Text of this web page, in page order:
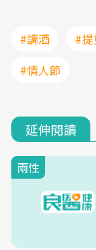
#調酒 #
#情人節
延伸閱讀
兩性